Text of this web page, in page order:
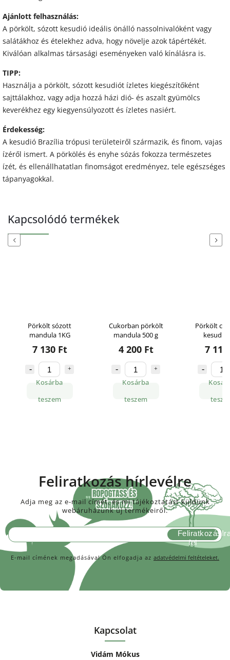
Ajánlott felhasználás:
A pörkölt, sózott kesudió ideális önálló nassolnivalóként vagy
salátákhoz és ételekhez adva, hogy növelje azok tápértékét.
Kiválóan alkalmas társasági eseményeken való kínálásra is.
TIPP:
Használja a pörkölt, sózott kesudiót ízletes kiegészítőként
sajttálakhoz, vagy adja hozzá házi dió- és aszalt gyümölcs
keverékhez egy kiegyensúlyozott és ízletes nasiért.
Érdekesség:
A kesudió Brazília trópusi területeiről származik, és finom, vajas
ízéről ismert. A pörkölés és enyhe sózás fokozza természetes
ízét, és ellenállhatatlan finomságot eredményez, tele egészséges
tápanyagokkal.
Kapcsolódó termékek
Previous
Pörkölt sózott
mandula 1KG
7 130 Ft
Kosárba
teszem
Cukorban pörkölt
mandula 500 g
4 200 Ft
Kosárba
teszem
Pörkölt
kesudió
7
Next
Kapcsolat
Vidám Mókus
Feliratkozás hírlevélre
Adja meg az e-mail címét, és mi tájékoztatást küldünk
webáruházunk új termékeiről.
E-mail címének megadásával Ön elfogadja az adatvédelmi feltételeket.
Feliratkozás